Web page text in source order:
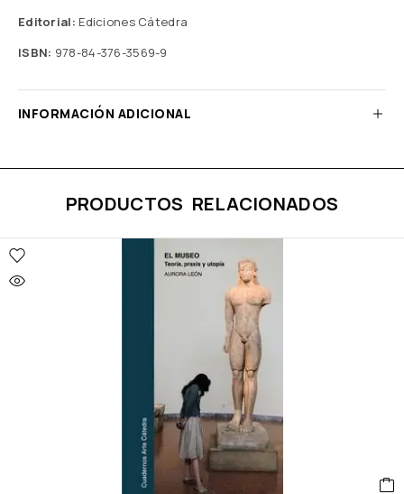
Editorial: Ediciones Cátedra
ISBN: 978-84-376-3569-9
INFORMACIÓN ADICIONAL
PRODUCTOS RELACIONADOS